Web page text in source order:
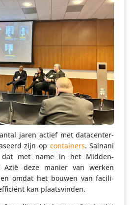
jaren actief met data­center-
zijn op contai­ners. Sainani
dat met name in het Midden-
Azië deze manier van werken
omdat het bouwen van faci­li­
kan plaatsvinden.